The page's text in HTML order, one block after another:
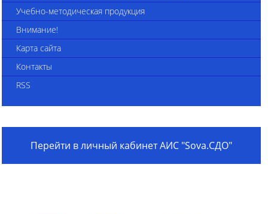
Учебно-методическая продукция
Внимание!
Карта сайта
Контакты
RSS
Перейти в личный кабинет АИС "Sova.СДО"